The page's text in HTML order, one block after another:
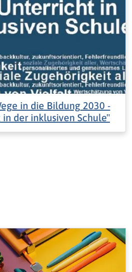
in die Bildung 2030 -
der inklusiven Schule"